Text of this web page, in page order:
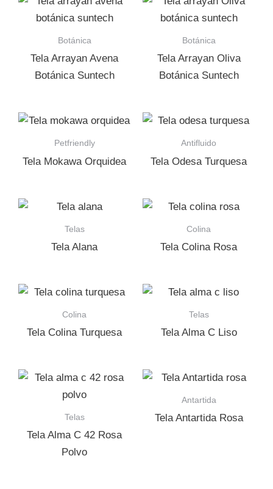
Botánica
Tela Arrayan Avena
Botánica Suntech
Botánica
Tela Arrayan Oliva
Botánica Suntech
Petfriendly
Tela Mokawa Orquidea
Antifluido
Tela Odesa Turquesa
Telas
Tela Alana
Colina
Tela Colina Rosa
Colina
Tela Colina Turquesa
Telas
Tela Alma C Liso
Telas
Tela Alma C 42 Rosa
Polvo
Antartida
Tela Antartida Rosa